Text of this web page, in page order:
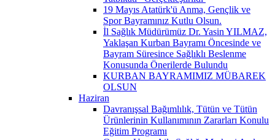
19 Mayıs Atatürk'ü Anma, Gençlik ve
Spor Bayramınız Kutlu Olsun.
İl Sağlık Müdürümüz Dr. Yasin YILMAZ,
Yaklaşan Kurban Bayramı Öncesinde ve
Bayram Süresince Sağlıklı Beslenme
Konusunda Önerilerde Bulundu
KURBAN BAYRAMIMIZ MÜBAREK
OLSUN
Haziran
Davranışsal Bağımlılık, Tütün ve Tütün
Ürünlerinin Kullanımının Zararları Konulu
Eğitim Programı